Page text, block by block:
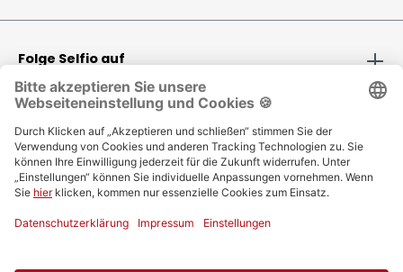
Folge Selfio auf
Zahlungsmethoden